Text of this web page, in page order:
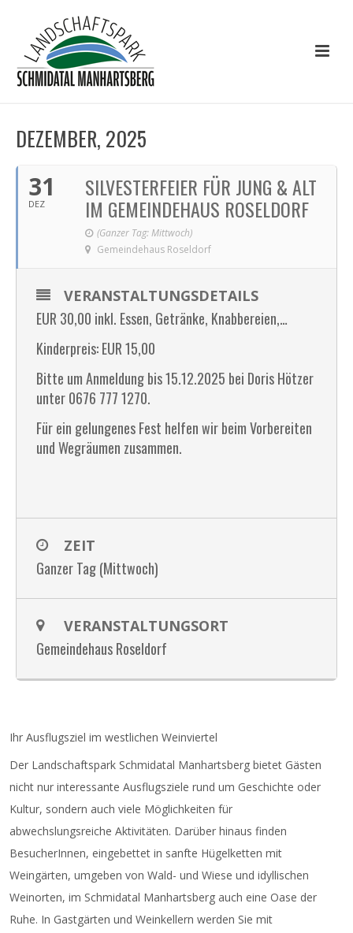
DEZEMBER, 2025
31
DEZ
SILVESTERFEIER FÜR JUNG & ALT
IM GEMEINDEHAUS ROSELDORF
(Ganzer Tag: Mittwoch)
Gemeindehaus Roseldorf
VERANSTALTUNGSDETAILS
EUR 30,00 inkl. Essen, Getränke, Knabbereien,…
Kinderpreis: EUR 15,00
Bitte um Anmeldung bis 15.12.2025 bei Doris Hötzer
unter 0676 777 1270.
Für ein gelungenes Fest helfen wir beim Vorbereiten
und Wegräumen zusammen.
ZEIT
Ganzer Tag (Mittwoch)
VERANSTALTUNGSORT
Gemeindehaus Roseldorf
Ihr Ausflugsziel im westlichen Weinviertel
Der Landschaftspark Schmidatal Manhartsberg bietet Gästen
nicht nur interessante Ausflugsziele rund um Geschichte oder
Kultur, sondern auch viele Möglichkeiten für
abwechslungsreiche Aktivitäten. Darüber hinaus finden
BesucherInnen, eingebettet in sanfte Hügelketten mit
Weingärten, umgeben von Wald- und Wiese und idyllischen
Weinorten, im Schmidatal Manhartsberg auch eine Oase der
Ruhe. In Gastgärten und Weinkellern werden Sie mit